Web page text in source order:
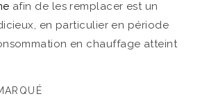
afin de les remplacer est un
en particulier en période
en chauffage atteint